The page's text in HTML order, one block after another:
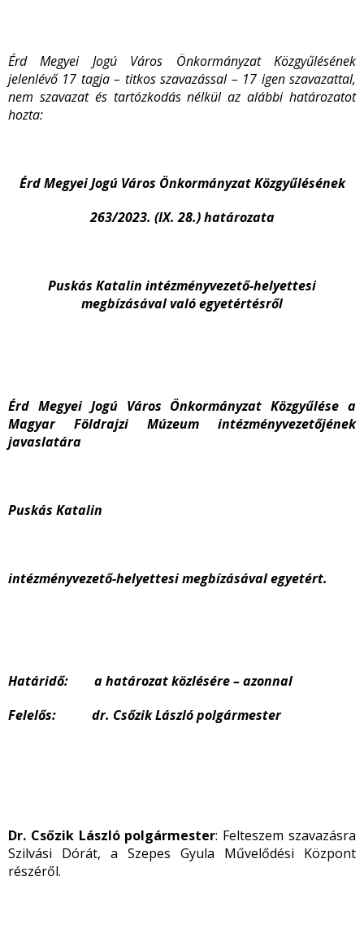
Érd Megyei Jogú Város Önkormányzat Közgyűlésének
jelenlévő 17 tagja – titkos szavazással – 17 igen szavazattal,
nem szavazat és tartózkodás nélkül az alábbi határozatot
hozta:
Érd Megyei Jogú Város Önkormányzat Közgyűlésének
263/2023. (IX. 28.) határozata
Puskás Katalin intézményvezető-helyettesi
megbízásával való egyetértésről
Érd Megyei Jogú Város Önkormányzat Közgyűlése a
Magyar Földrajzi Múzeum intézményvezetőjének
javaslatára
Puskás Katalin
intézményvezető-helyettesi megbízásával egyetért.
Határidő: a határozat közlésére – azonnal
Felelős: dr. Csőzik László polgármester
Dr. Csőzik László polgármester: Felteszem szavazásra
Szilvási Dórát, a Szepes Gyula Művelődési Központ
részéről.